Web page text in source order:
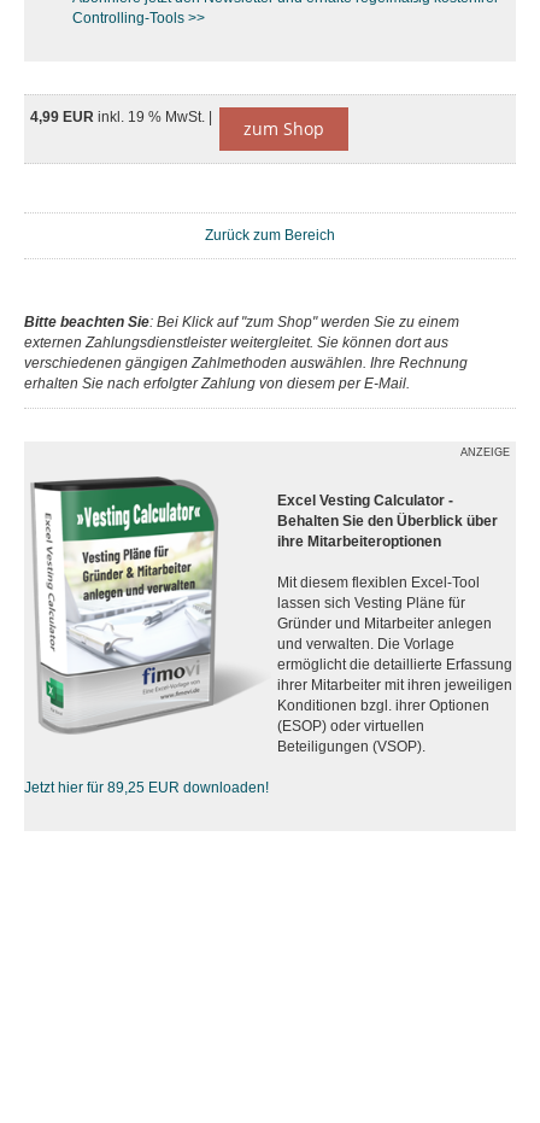
Controlling-Tools >>
4,99 EUR inkl. 19 % MwSt. | zum Shop
Zurück zum Bereich
Bitte beachten Sie: Bei Klick auf "zum Shop" werden Sie zu einem
externen Zahlungsdienstleister weitergleitet. Sie können dort aus
verschiedenen gängigen Zahlmethoden auswählen. Ihre Rechnung
erhalten Sie nach erfolgter Zahlung von diesem per E-Mail.
ANZEIGE
Excel Vesting Calculator -
Behalten Sie den Überblick über
ihre Mitarbeiteroptionen
Mit diesem flexiblen Excel-Tool
lassen sich Vesting Pläne für
Gründer und Mitarbeiter anlegen
und verwalten. Die Vorlage
ermöglicht die detaillierte Erfassung
ihrer Mitarbeiter mit ihren jeweiligen
Konditionen bzgl. ihrer Optionen
(ESOP) oder virtuellen
Beteiligungen (VSOP).
Jetzt hier für 89,25 EUR downloaden!